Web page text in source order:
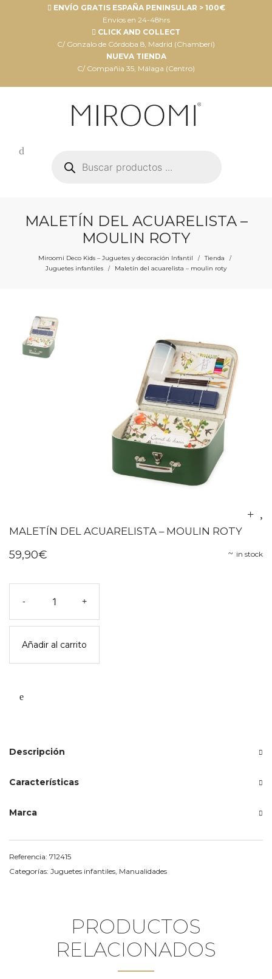
ENVÍO GRATIS ESPAÑA PENINSULAR > 100€
Envíos en 24-48hrs
CLICK AND COLLECT
C/ Gonzalo de Córdoba 8, Madrid (Chamberí)
NUEVA TIENDA
C/ Compañia 35, Málaga (Centro)
productos
MALETÍN DEL ACUARELISTA –
MOULIN ROTY
Miroomi Deco Kids – Juguetes y decoración Infantil / Tienda /
Juguetes infantiles / Maletín del acuarelista – moulin roty
MALETÍN DEL ACUARELISTA – MOULIN ROTY
in stock
59,90€
-
acuarelista
moulin
roty
+
Añadir al carrito
Descripción
Características
Marca
Referencia: 712415
Categorías: Juguetes infantiles Manualidades
PRODUCTOS
RELACIONADOS